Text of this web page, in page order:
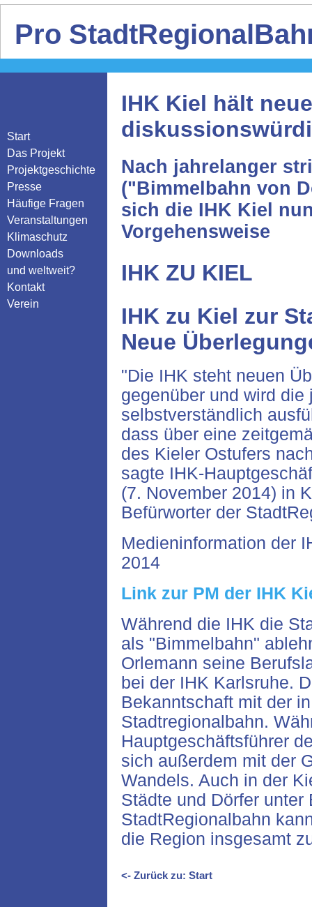
Pro
Start
Das Projekt
Projektgeschichte
Presse
Häufige Fragen
Veranstaltungen
Klimaschutz
Downloads
und weltweit?
Kontakt
Verein
IHK Kiel hält
Nach jahrelanger
("Bimmelbahn von
sich die IHK Kiel
Vorgehensweise
IHK ZU KIEL
IHK zu Kiel zur
Neue
"Die IHK steht neuen
gegenüber und wird
selbstverständlich
dass über eine
des Kieler Ostufers
sagte IHK-
(7. November 2014) in
Befürworter der
Medieninformation der
2014
Link zur PM der IHK
Während die IHK die
als "Bimmelbahn"
Orlemann seine
bei der IHK Karlsruhe.
Bekanntschaft mit der
Stadtregionalbahn.
Hauptgeschäftsführer
sich außerdem mit der
Wandels. Auch in der
Städte und Dörfer
StadtRegionalbahn
die Region insgesamt
<- Zurück zu: Start